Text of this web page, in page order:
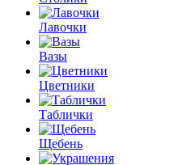
Лавочки
Вазы
Цветники
Таблички
Щебень